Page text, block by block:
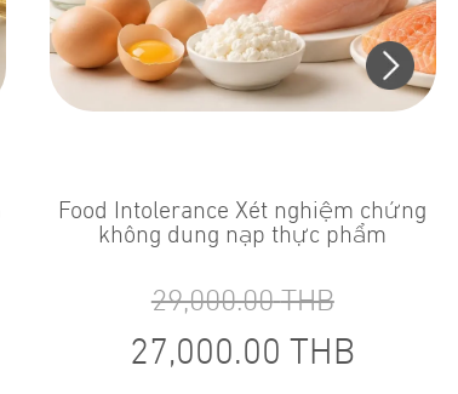
Food Intolerance Xét nghiệm chứng
không dung nạp thực phẩm
29,000.00 THB
27,000.00 THB